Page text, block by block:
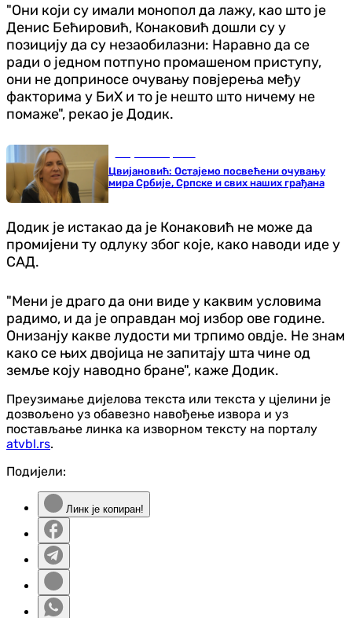
"Они који су имали монопол да лажу, као што је
Денис Бећировић, Конаковић дошли су у
позицију да су незаобилазни: Наравно да се
ради о једном потпуно промашеном приступу,
они не доприносе очувању повјерења међу
факторима у БиХ и то је нешто што ничему не
помаже", рекао је Додик.
Цвијановић: Остајемо посвећени очувању
мира Србије, Српске и свих наших грађана
Додик је истакао да је Конаковић не може да
промијени ту одлуку због које, како наводи иде у
САД.
"Мени је драго да они виде у каквим условима
радимо, и да је оправдан мој избор ове године.
Онизанју какве лудости ми трпимо овдје. Не знам
како се њих двојица не запитају шта чине од
земље коју наводно бране", каже Додик.
Преузимање дијелова текста или текста у цјелини је
дозвољено уз обавезно навођење извора и уз
постављање линка ка изворном тексту на порталу
atvbl.rs.
Подијели:
Линк је копиран!